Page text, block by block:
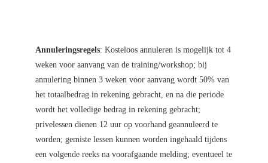
Annuleringsregels: Kosteloos annuleren is mogelijk tot 4
weken voor aanvang van de training/workshop; bij
annulering binnen 3 weken voor aanvang wordt 50% van
het totaalbedrag in rekening gebracht, en na die periode
wordt het volledige bedrag in rekening gebracht;
privelessen dienen 12 uur op voorhand geannuleerd te
worden; gemiste lessen kunnen worden ingehaald tijdens
een volgende reeks na voorafgaande melding; eventueel te